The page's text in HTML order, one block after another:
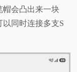
帽会凸出来一块
以同时连接多支S